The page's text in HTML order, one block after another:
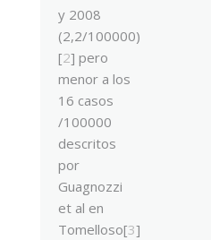
y 2008
(2,2/100000)
[2] pero
menor a los
16 casos
/100000
descritos
por
Guagnozzi
et al en
Tomelloso[3]